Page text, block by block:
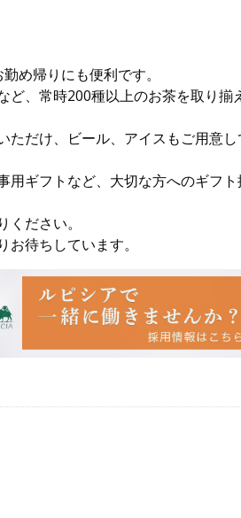
め帰りにも便利です。
ど、常時200種以上のお茶を取り揃
ただけ、ビール、アイスもご用意し
用ギフトなど、大切な方へのギフト
ださい。
待ちしています。